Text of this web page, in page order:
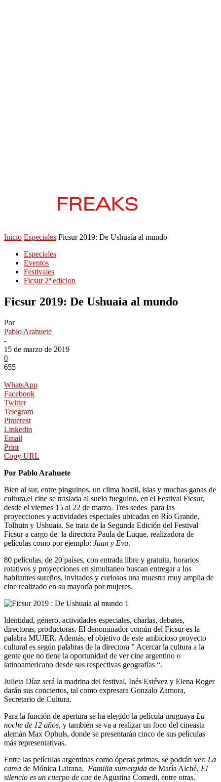
Inicio Especiales Ficsur 2019: De Ushuaia al mundo
Especiales
Eventos
Festivales
Ficsur 2ª edicion
Ficsur 2019: De Ushuaia al mundo
Por
Pablo Arahuete
-
15 de marzo de 2019
0
655
WhatsApp
Facebook
Twitter
Telegram
Pinterest
Linkedin
Email
Print
Copy URL
Por Pablo Arahuete
Bien al sur, entre pinguinos, un clima hostil, islas y muchas ganas de
cultura,el cine se traslada al suelo fueguino, en el Festival Ficsur,
desde el viernes 15 al 22 de marzo. Tres sedes para las
proyecciones y actividades especiales ubicadas en Río Grande,
Tolhuin y Ushuaia. Se trata de la Segunda Edición del Festival
Ficsur a cargo de la directora Paula de Luque, realizadora de
películas como por ejemplo: Juan y Eva.
80 películas, de 20 países, con entrada libre y gratuita, horarios
rotativos y proyecciones en simultaneo buscan entregar a los
habitantes sureños, invitados y curiosos una muestra muy amplia de
cine realizado en su mayoría por mujeres.
Identidad, género, actividades especiales, charlas, debates,
directoras, productoras. El denominador común del Ficsur es la
palabra MUJER. Además, el objetivo de este ambicioso proyecto
cultural es según palabras de la directora ” Acercar la cultura a la
gente que no tiene la oportunidad de ver cine argentino o
latinoamericano desde sus respectivas geografías “.
Julieta Díaz será la madrina del festival, Inés Estévez y Elena Roger
darán sus conciertos, tal como expresara Gonzalo Zamora,
Secretario de Cultura.
Para la función de apertura se ha elegido la película uruguaya La
noche de 12 años, y también se va a realizar un foco del cineasta
alemán Max Ophuls, donde se presentarán cinco de sus películas
más representativas.
Entre las películas argentinas como óperas primas, se podrán ver: La
cama de Mónica Lairana, Familia sumergida de María Alché, El
silencio es un cuerpo de cae de Agustina Comedi, entre otras.